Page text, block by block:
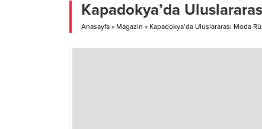
Kapadokya’da
Anasayfa » Magazin » Kapadokya’da Uluslararası Moda